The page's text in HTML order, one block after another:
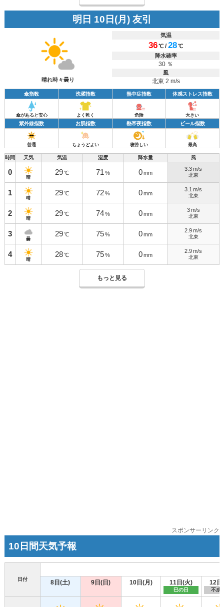
明日 10日(月) 友引
晴れ時々曇り
気温
36℃ /28℃
降水確率
30 ％
風
北東 2 m/s
傘指数 洗濯指数 熱中症指数 体感ストレス指数
傘があると安心 よく乾く 危険 大きい
紫外線指数 お肌指数 熱帯夜指数 ビール指数
普通 ちょうどよい 寝苦しい 最高
時間 天気 気温 湿度 降水量 風
0
晴
29 ℃ 71 % 0 mm
3.3 m/s
北東
1
晴
29 ℃ 72 % 0 mm
3.1 m/s
北東
2
晴
29 ℃ 74 % 0 mm
3m/s
北東
3
曇
29 ℃ 75 % 0 mm
2.9 m/s
北東
4
晴
28 ℃ 75 % 0 mm
2.9 m/s
北東
もっと見る
スポンサーリンク
10日間天気予報
日付 8日(土) 9日(日) 10日(月) 11日(火)
巳の日
12日
不成